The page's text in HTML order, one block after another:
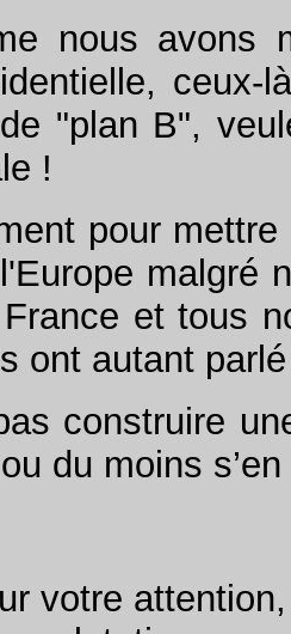
avons
"plan B",
!
pour mettre
malgré
et tous
ont autant
construire
du moins
attention,